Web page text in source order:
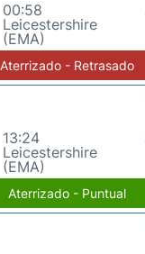
00:58
Leicestershire
(EMA)
Aterrizado - Retrasado
13:24
Leicestershire
(EMA)
Aterrizado - Puntual